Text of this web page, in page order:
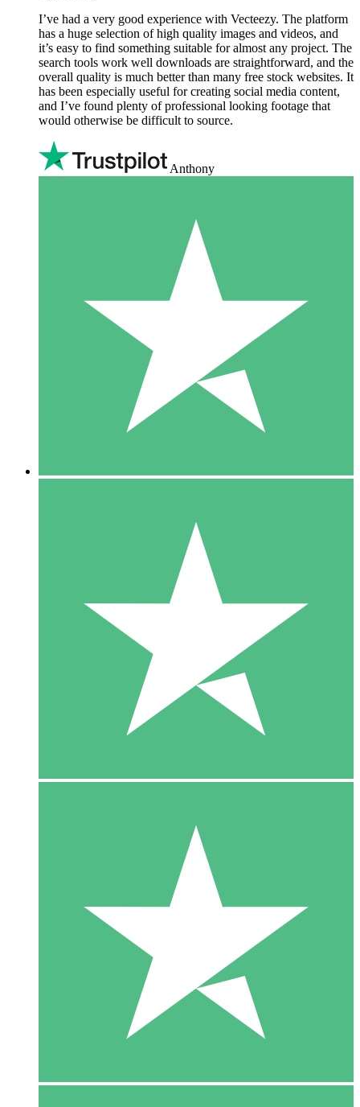
I’ve had a very good experience with Vecteezy. The platform
has a huge selection of high quality images and videos, and
it’s easy to find something suitable for almost any project. The
search tools work well downloads are straightforward, and the
overall quality is much better than many free stock websites. It
has been especially useful for creating social media content,
and I’ve found plenty of professional looking footage that
would otherwise be difficult to source.
Anthony